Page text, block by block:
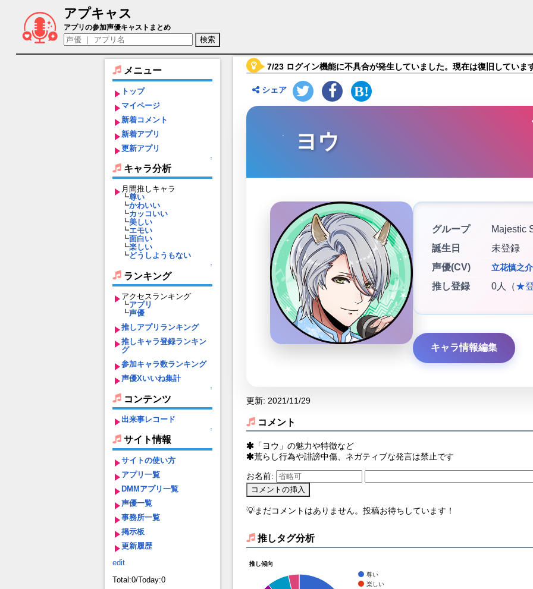
アプキャス
ヨウ（声優：立花慎之介)【アニドルカラーズ】キャラ紹介
アプリの参加声優キャストまとめ
メニュー
トップ
マイページ
新着コメント
新着アプリ
更新アプリ
↑
キャラ分析
月間推しキャラ
┗尊い
┗かわいい
┗カッコいい
┗美しい
┗エモい
┗面白い
┗楽しい
┗どうしようもない
↑
ランキング
アクセスランキング
┗アプリ
┗声優
推しアプリランキング
推しキャラ登録ランキン
グ
参加キャラ数ランキング
声優Xいいね集計
↑
コンテンツ
出来事レコード
↑
サイト情報
サイトの使い方
アプリ一覧
DMMアプリ一覧
声優一覧
事務所一覧
掲示板
更新履歴
edit
Total:0/Today:0
7/23 ログイン機能に不具合が発生していました。現在は復旧していま
シェア
ヨウ
グループ
Majestic
誕生日
未登録
声優(CV)
立花慎之介
推し登録 0人（★
キャラ情報編集
更新: 2021/11/29
コメント
「ヨウ」の魅力や特徴など
荒らし行為や誹謗中傷、ネガティブな発言は禁止です
お名前:
💡まだコメントはありません。投稿お待ちしています！
推しタグ分析
推し傾向
尊い
楽しい